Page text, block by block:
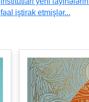
fəal iştirak etmişlər...